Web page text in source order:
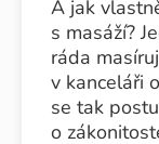
A jak
s masáží?
ráda
v kanceláři
se tak
o